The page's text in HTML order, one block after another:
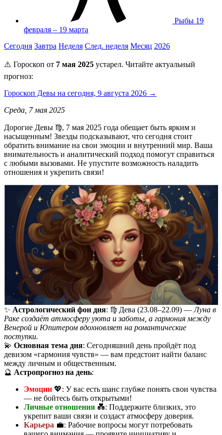
Рыбы 19
февраля – 19 марта
Сегодня Завтра Неделя След. неделя Месяц 2026
⚠️ Гороскоп от 7 мая 2025 устарел. Читайте актуальный
прогноз:
Гороскоп Девы на сегодня, 9 августа 2026 →
Среда, 7 мая 2025
Дорогие Девы ♍, 7 мая 2025 года обещает быть ярким и
насыщенным! Звезды подсказывают, что сегодня стоит
обратить внимание на свои эмоции и внутренний мир. Ваша
внимательность и аналитический подход помогут справиться
с любыми вызовами. Не упустите возможность наладить
отношения и укрепить связи!
✨ Астрологический фон дня: ♍ Дева (23.08–22.09) —Луна в
Раке создаёт атмосферу уюта и заботы, а гармония между
Венерой и Юпитером вдохновляет на романтические
поступки.
💫 Основная тема дня: Сегодняшний день пройдёт под
девизом «гармония чувств» — вам предстоит найти баланс
между личным и общественным.
🔮 Астропрогноз на день:
Эмоции 💖: У вас есть шанс глубже понять свои чувства
— не бойтесь быть открытыми!
Личные отношения 💑: Поддержите близких, это
укрепит ваши связи и создаст атмосферу доверия.
Карьера 💼: Рабочие вопросы могут потребовать